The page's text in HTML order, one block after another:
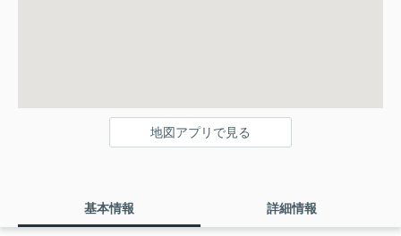
地図アプリで見る
基本情報 詳細情報